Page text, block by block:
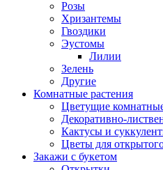
Розы
Хризантемы
Гвоздики
Эустомы
Лилии
Зелень
Другие
Комнатные растения
Цветущие
Декоративно-
Кактусы и
Цветы для
Закажи с букетом